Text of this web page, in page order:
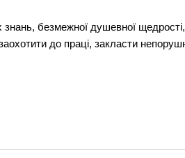
безмежної душевної
до праці, закласти